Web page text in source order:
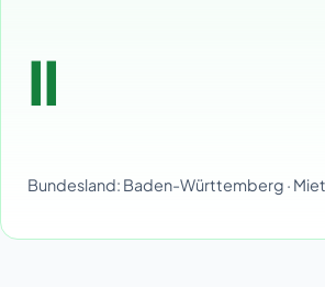
II
Bundesland: Baden-Württemberg ·